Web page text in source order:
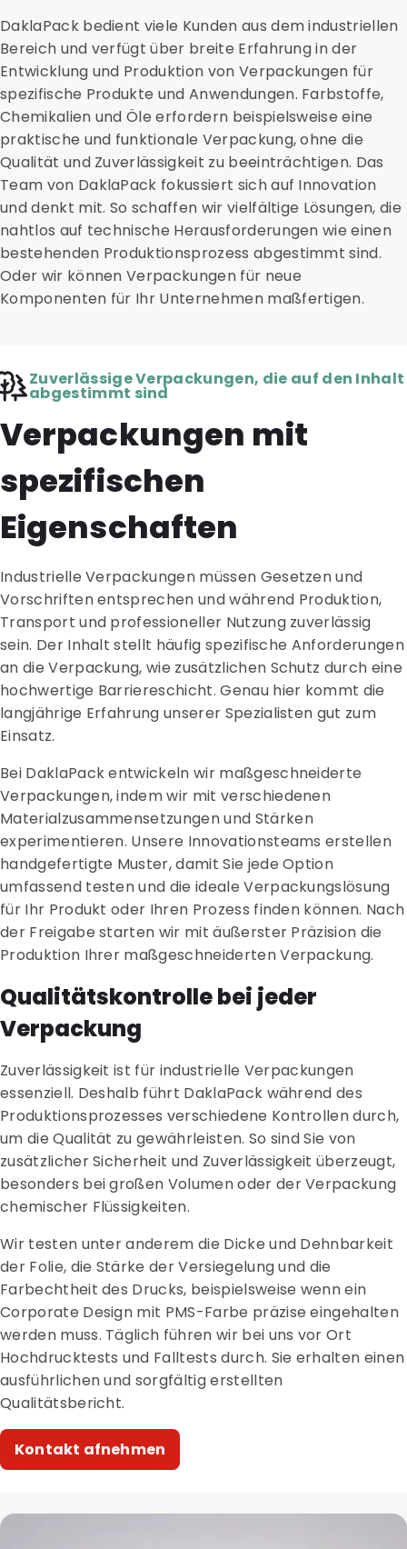
DaklaPack bedient viele Kunden aus dem industriellen
Bereich und verfügt über breite Erfahrung in der
Entwicklung und Produktion von Verpackungen für
spezifische Produkte und Anwendungen. Farbstoffe,
Chemikalien und Öle erfordern beispielsweise eine
praktische und funktionale Verpackung, ohne die
Qualität und Zuverlässigkeit zu beeinträchtigen. Das
Team von DaklaPack fokussiert sich auf Innovation
und denkt mit. So schaffen wir vielfältige Lösungen, die
nahtlos auf technische Herausforderungen wie einen
bestehenden Produktionsprozess abgestimmt sind.
Oder wir können Verpackungen für neue
Komponenten für Ihr Unternehmen maßfertigen.
Zuverlässige Verpackungen, die auf den Inhalt
abgestimmt sind
Verpackungen mit
spezifischen
Eigenschaften
Industrielle Verpackungen müssen Gesetzen und
Vorschriften entsprechen und während Produktion,
Transport und professioneller Nutzung zuverlässig
sein. Der Inhalt stellt häufig spezifische Anforderungen
an die Verpackung, wie zusätzlichen Schutz durch eine
hochwertige Barriereschicht. Genau hier kommt die
langjährige Erfahrung unserer Spezialisten gut zum
Einsatz.
Bei DaklaPack entwickeln wir maßgeschneiderte
Verpackungen, indem wir mit verschiedenen
Materialzusammensetzungen und Stärken
experimentieren. Unsere Innovationsteams erstellen
handgefertigte Muster, damit Sie jede Option
umfassend testen und die ideale Verpackungslösung
für Ihr Produkt oder Ihren Prozess finden können. Nach
der Freigabe starten wir mit äußerster Präzision die
Produktion Ihrer maßgeschneiderten Verpackung.
Qualitätskontrolle bei jeder
Verpackung
Zuverlässigkeit ist für industrielle Verpackungen
essenziell. Deshalb führt DaklaPack während des
Produktionsprozesses verschiedene Kontrollen durch,
um die Qualität zu gewährleisten. So sind Sie von
zusätzlicher Sicherheit und Zuverlässigkeit überzeugt,
besonders bei großen Volumen oder der Verpackung
chemischer Flüssigkeiten.
Wir testen unter anderem die Dicke und Dehnbarkeit
der Folie, die Stärke der Versiegelung und die
Farbechtheit des Drucks, beispielsweise wenn ein
Corporate Design mit PMS-Farbe präzise eingehalten
werden muss. Täglich führen wir bei uns vor Ort
Hochdrucktests und Falltests durch. Sie erhalten einen
ausführlichen und sorgfältig erstellten
Qualitätsbericht.
Kontakt afnehmen